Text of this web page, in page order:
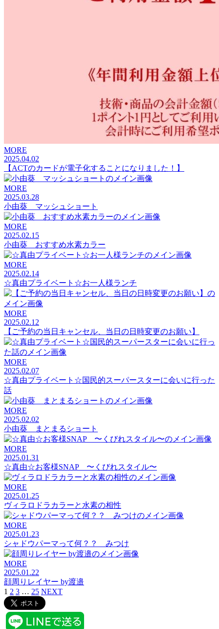
MORE
2025.04.02
【ACTのカードが電子化することになりました！】
MORE
2025.03.28
小由葵 マッシュショート
MORE
2025.02.15
小由葵 おすすめ水素カラー
MORE
2025.02.14
☆真由プライベート☆お一人様ランチ
MORE
2025.02.12
【ご予約の当日キャンセル、当日の日時変更のお願い】
MORE
2025.02.07
☆真由プライベート☆国民的スーパースターに会いに行った
話
MORE
2025.02.02
小由葵 まとまるショート
MORE
2025.01.31
☆真由☆お客様SNAP 〜くびれスタイル〜
MORE
2025.01.25
ヴィラロドラカラーと水素の相性
MORE
2025.01.23
シャドウパーマって何？？ みつけ
MORE
2025.01.22
顔周りレイヤー by渡邉
1 2 3 … 25 NEXT